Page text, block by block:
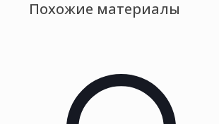
Похожие материалы